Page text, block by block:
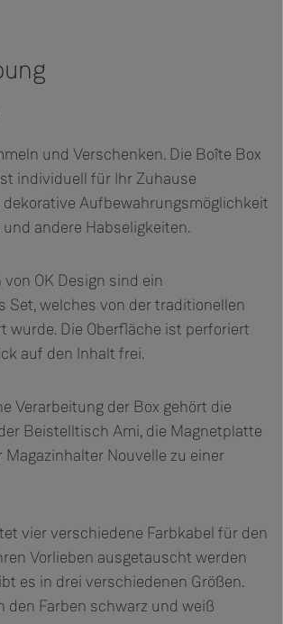
und Verschenken. Die Boîte Box
individuell für Ihr Zuhause
dekorative Aufbewahrungsmöglichkeit
andere Habseligkeiten.
OK Design sind ein
Set, welches von der traditionellen
wurde. Die Oberfläche ist perforiert
auf den Inhalt frei.
Verarbeitung der Box gehört die
Beistelltisch Ami, die Magnetplatte
Magazinhalter Nouvelle zu einer
vier verschiedene Farbkabel für den
Vorlieben ausgetauscht werden
es in drei verschiedenen Größen.
den Farben schwarz und weiß